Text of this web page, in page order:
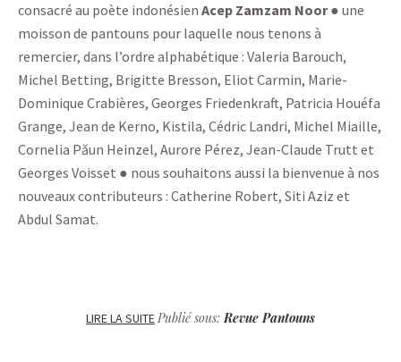
consacré au poète indonésien Acep Zamzam Noor● une
moisson de pantouns pour laquelle nous tenons à
remercier, dans l’ordre alphabétique : Valeria Barouch,
Michel Betting, Brigitte Bresson, Eliot Carmin, Marie-
Dominique Crabières, Georges Friedenkraft, Patricia Houéfa
Grange, Jean de Kerno, Kistila, Cédric Landri, Michel Miaille,
Cornelia Păun Heinzel, Aurore Pérez, Jean-Claude Trutt et
Georges Voisset ● nous souhaitons aussi la bienvenue à nos
nouveaux contributeurs : Catherine Robert, Siti Aziz et
Abdul Samat.
LIRE LA SUITEPublié sous:Revue Pantouns